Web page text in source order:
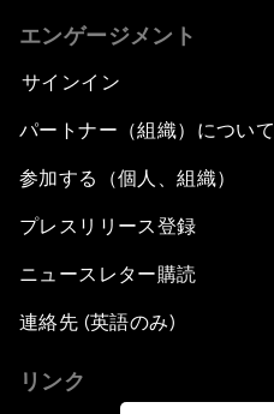
エンゲージメント
サインイン
パートナー（組織）について
参加する（個人、組織）
プレスリリース登録
ニュースレター購読
連絡先 (英語のみ)
リンク